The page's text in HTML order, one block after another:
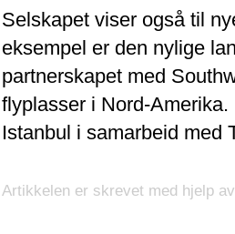
Selskapet viser også til
eksempel er den nylige
partnerskapet med
flyplasser i Nord-
Istanbul i samarbeid med
Artikkelen er skrevet med hjelp